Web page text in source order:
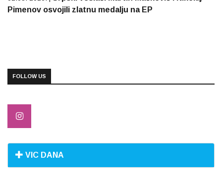
Pimenov osvojili zlatnu medalju na EP
FOLLOW US
VIC DANA